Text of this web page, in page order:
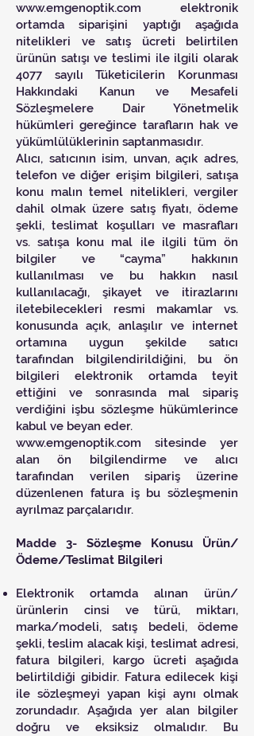
www.emgenoptik.com elektronik
ortamda siparişini yaptığı aşağıda
nitelikleri ve satış ücreti belirtilen
ürünün satışı ve teslimi ile ilgili olarak
4077 sayılı Tüketicilerin Korunması
Hakkındaki Kanun ve Mesafeli
Sözleşmelere Dair Yönetmelik
hükümleri gereğince tarafların hak ve
yükümlülüklerinin saptanmasıdır.
Alıcı, satıcının isim, unvan, açık adres,
telefon ve diğer erişim bilgileri, satışa
konu malın temel nitelikleri, vergiler
dahil olmak üzere satış fiyatı, ödeme
şekli, teslimat koşulları ve masrafları
vs. satışa konu mal ile ilgili tüm ön
bilgiler ve “cayma” hakkının
kullanılması ve bu hakkın nasıl
kullanılacağı, şikayet ve itirazlarını
iletebilecekleri resmi makamlar vs.
konusunda açık, anlaşılır ve internet
ortamına uygun şekilde satıcı
tarafından bilgilendirildiğini, bu ön
bilgileri elektronik ortamda teyit
ettiğini ve sonrasında mal sipariş
verdiğini işbu sözleşme hükümlerince
kabul ve beyan eder.
www.emgenoptik.com sitesinde yer
alan ön bilgilendirme ve alıcı
tarafından verilen sipariş üzerine
düzenlenen fatura iş bu sözleşmenin
ayrılmaz parçalarıdır.
Madde 3- Sözleşme Konusu Ürün/
Ödeme/Teslimat Bilgileri
Elektronik ortamda alınan ürün/
ürünlerin cinsi ve türü, miktarı,
marka/modeli, satış bedeli, ödeme
şekli, teslim alacak kişi, teslimat adresi,
fatura bilgileri, kargo ücreti aşağıda
belirtildiği gibidir. Fatura edilecek kişi
ile sözleşmeyi yapan kişi aynı olmak
zorundadır. Aşağıda yer alan bilgiler
doğru ve eksiksiz olmalıdır. Bu